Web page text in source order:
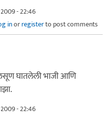
- 22:46
inorregisterto post comments
घातलेली भाजी आणि
- 22:46